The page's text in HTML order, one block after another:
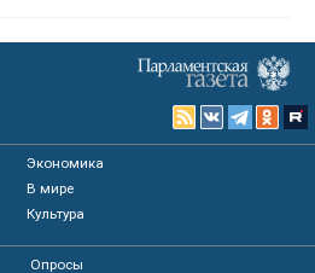
Экономика
В мире
Культура
Опросы